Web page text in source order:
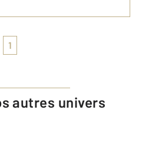
1
autres univers